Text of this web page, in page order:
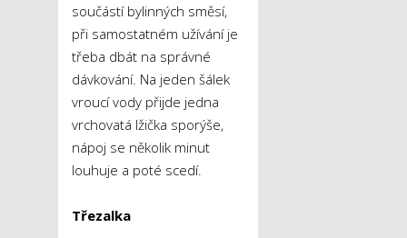
součástí bylinných směsí,
při samostatném užívání je
třeba dbát na správné
dávkování. Na jeden šálek
vroucí vody přijde jedna
vrchovatá lžička sporýše,
nápoj se několik minut
louhuje a poté scedí.
Třezalka